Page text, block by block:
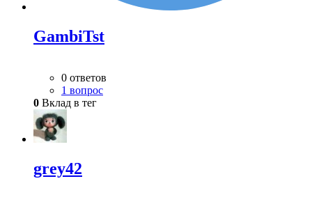
GambiTst
0 ответов
1 вопрос
0 Вклад в тег
grey42